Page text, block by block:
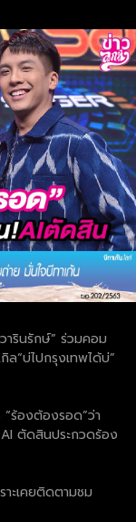
รินรักษ์” ร่วมคอม
ล“บ่ไปกรุงเทพได้บ่”
ร้องต้องรอด”ว่า
ตัดสินประกวดร้อง
ะเคยติดตามชม